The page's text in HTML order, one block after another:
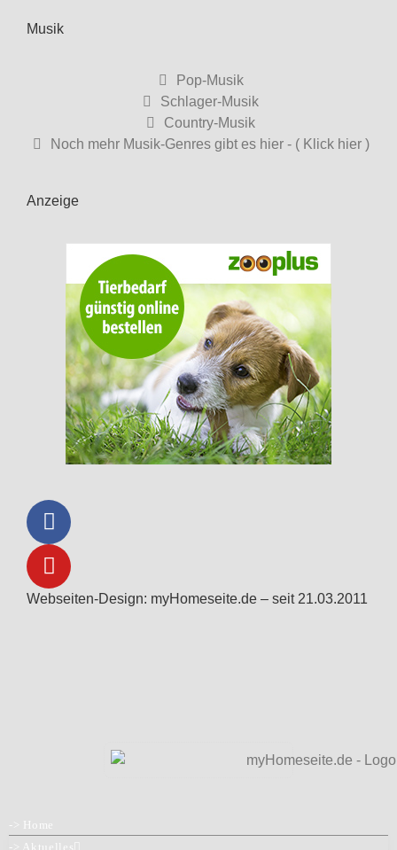
Musik
Pop-Musik
Schlager-Musik
Country-Musik
Noch mehr Musik-Genres gibt es hier - ( Klick hier )
Anzeige
Webseiten-Design: myHomeseite.de – seit 21.03.2011
-> Home
-> Aktuelles